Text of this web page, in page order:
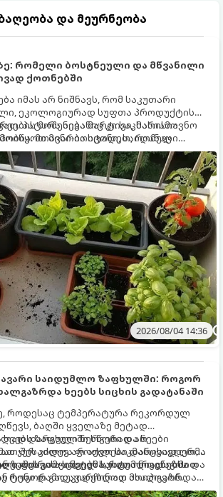
და მეურნეობა
რომელი ბოსტნეული და მწვანილი
ქოთნებში
იმას არ ნიშნავს, რომ საკუთარი
ეკოლოგიურად სუფთა პროდუქტის
პატარა აივანიც კი საკმარისია
მინი-ბოსტანი, საიდანაც
არომატულ მწვანილსა და
მოშენება მარტივი, სასიამოვნო
მთავარია იცოდეთ, რომელი
ქოთნის პირობებს ყველაზე კარგად
მათ სწორად.
2026/08/04 14:36
საიდუმლო ზაფხულში: როგორ
ხეებს სიცხის გადატანაში
როდესაც ტემპერატურა რეკორდულ
ბაღში ყველაზე მეტად
დარგული ნერგები და ხეები
ჯერ კიდევ არ აქვთ საკმარისად ღრმა
ფესვთა სისტემა, რათა ნიადაგის
ტენი დამოუკიდებლად მოიპოვონ.
ზაფხულში სწორად არ
შესაძლოა ფოთლები დასცვივდეთ,
ზამთრის ყინვებს სუსტი ორგანიზმით
გამოცდილ საიდუმლოებებსა და
როგორ გადავარჩინოთ ახალგაზრდა